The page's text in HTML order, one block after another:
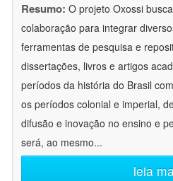
Resumo: O projeto Oxossi
colaboração para integrar
ferramentas de pesquisa e
dissertações, livros e artigos
períodos da história do Brasil
os períodos colonial e imperial,
difusão e inovação no ensino e
será, ao mesmo...
leia